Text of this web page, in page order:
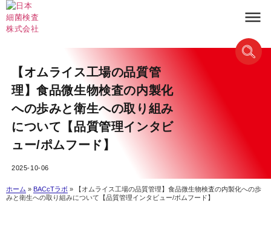
【オムライス工場の品質管
理】食品微生物検査の内製化
への歩みと衛生への取り組み
について【品質管理インタビ
ュー/ポムフード】
2025-10-06
ホーム » BACcTラボ »
【オムライス工場の品質管理】食品微生物検査の内製化への歩
みと衛生への取り組みについて【品質管理インタビュー/ポムフード】